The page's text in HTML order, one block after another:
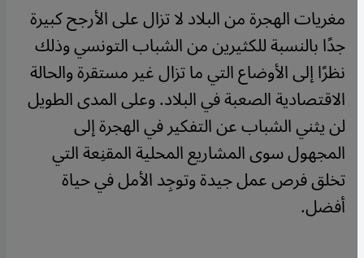
مغريات الهجرة من البلاد لا تزال على الأرجح كبيرة
جدًا بالنسبة للكثيرين من الشباب التونسي وذلك
نظرًا إلى الأوضاع التي ما تزال غير مستقرة والحالة
الاقتصادية الصعبة في البلاد. وعلى المدى الطويل
لن يثني الشباب عن التفكير في الهجرة إلى
المجهول سوى المشاريع المحلية المقنِعة التي
تخلق فرص عمل جيدة وتوجِد الأمل في حياة
أفضل.